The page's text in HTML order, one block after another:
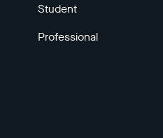
Student
Professional